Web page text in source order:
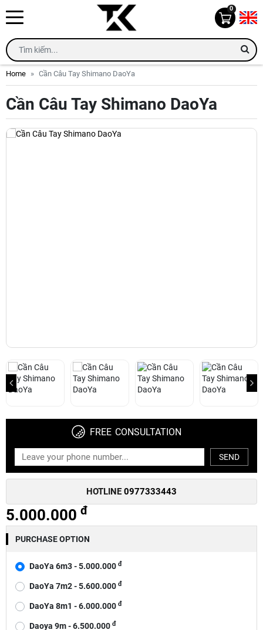
0
Home Cần Câu Tay Shimano DaoYa
Cần Câu Tay Shimano DaoYa
FREE CONSULTATION
SEND
HOTLINE 0977333443
5.000.000 đ
PURCHASE OPTION
DaoYa 6m3 - 5.000.000 đ
DaoYa 7m2 - 5.600.000 đ
DaoYa 8m1 - 6.000.000 đ
Daoya 9m - 6.500.000 đ